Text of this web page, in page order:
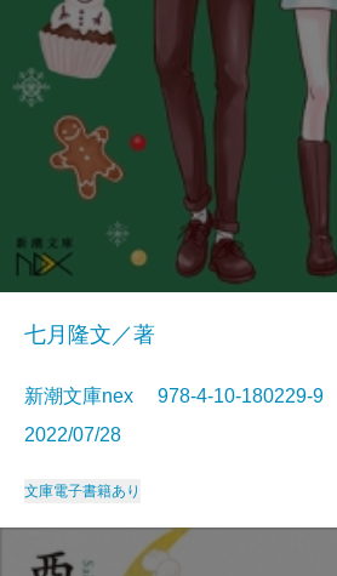
七月隆文／著
新潮文庫nex 978-4-10-180229-
2022/07/28
文庫電子書籍あり